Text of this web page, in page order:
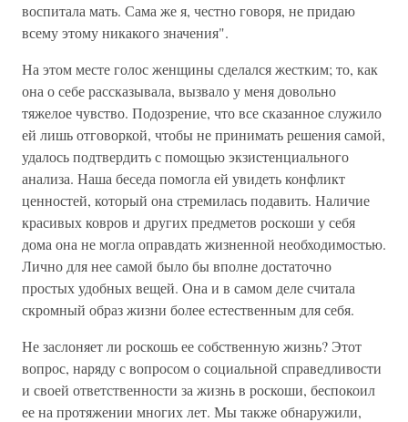
воспитала мать. Сама же я, честно говоря, не придаю
всему этому никакого значения".
На этом месте голос женщины сделался жестким; то, как
она о себе рассказывала, вызвало у меня довольно
тяжелое чувство. Подозрение, что все сказанное служило
ей лишь отговоркой, чтобы не принимать решения самой,
удалось подтвердить с помощью экзистенциального
анализа. Наша беседа помогла ей увидеть конфликт
ценностей, который она стремилась подавить. Наличие
красивых ковров и других предметов роскоши у себя
дома она не могла оправдать жизненной необходимостью.
Лично для нее самой было бы вполне достаточно
простых удобных вещей. Она и в самом деле считала
скромный образ жизни более естественным для себя.
Не заслоняет ли роскошь ее собственную жизнь? Этот
вопрос, наряду с вопросом о социальной справедливости
и своей ответственности за жизнь в роскоши, беспокоил
ее на протяжении многих лет. Мы также обнаружили,